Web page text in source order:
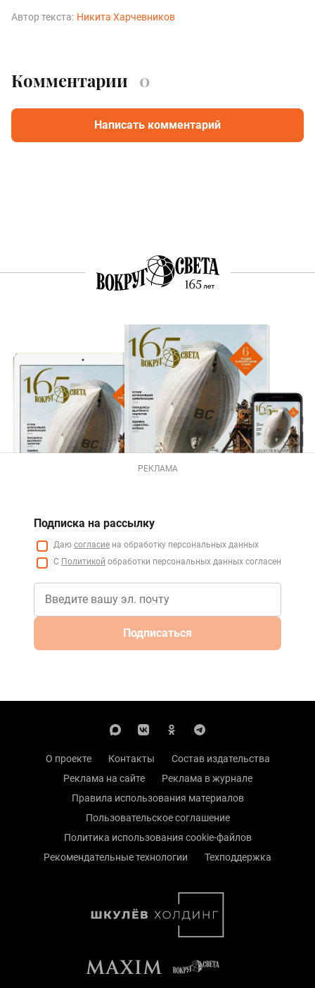
Автор текста: Никита Харчевников
Комментарии 0
Написать комментарий
РЕКЛАМА
Подписка на рассылку
Даю согласие на обработку персональных данных
С Политикой обработки персональных данных согласен
Подписаться
О проекте Контакты
Состав издательства
Реклама на сайте
Реклама в журнале
Правила использования материалов
Пользовательское соглашение
Политика использования cookie-файлов
Рекомендательные технологии
Техподдержка